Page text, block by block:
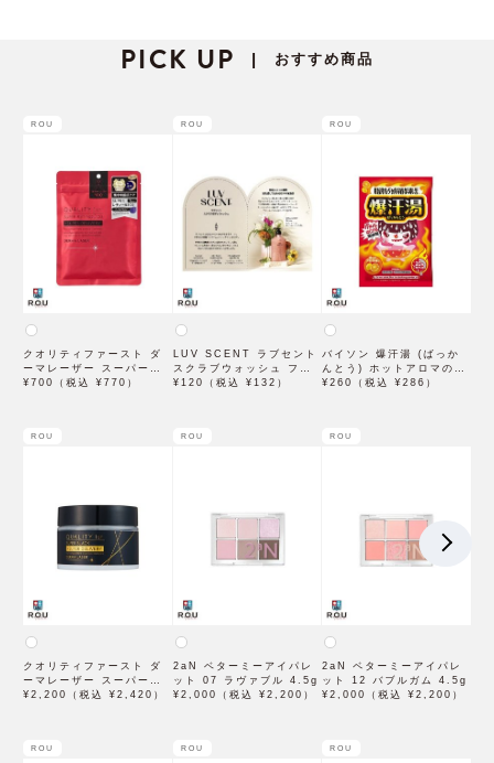
PICK UP | おすすめ商品
ROU
クオリティファースト ダ
ーマレーザー スーパーレ
チノール100マスク 7枚入
¥700（税込 ¥770）
ROU
LUV SCENT ラブセント
スクラブウォッシュ フラ
ワーマーケット トライア
¥120（税込 ¥132）
ROU
バイソン 爆汗湯 (ばっか
んとう) ホットアロマの香
り 60g 入浴剤
¥260（税込 ¥286）
ROU
クオリティファースト ダ
ーマレーザー スーパーブ
ラックVC100クリーム
¥2,200（税込 ¥2,420）
ROU
2aN ベターミーアイパレ
ット 07 ラヴァブル 4.5g
¥2,000（税込 ¥2,200）
ROU
2aN ベターミーアイパレ
ット 12 バブルガム 4.5g
¥2,000（税込 ¥2,200）
ROU ROU ROU